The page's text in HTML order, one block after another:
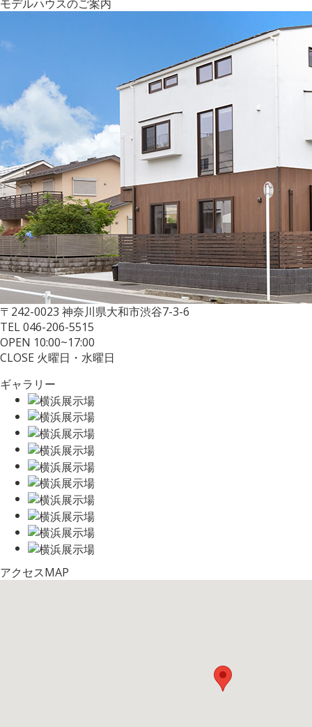
モデルハウスのご案内
〒242-0023 神奈川県大和市渋谷7-3-6
TEL 046-206-5515
OPEN 10:00~17:00
CLOSE 火曜日・水曜日
ギャラリー
アクセスMAP